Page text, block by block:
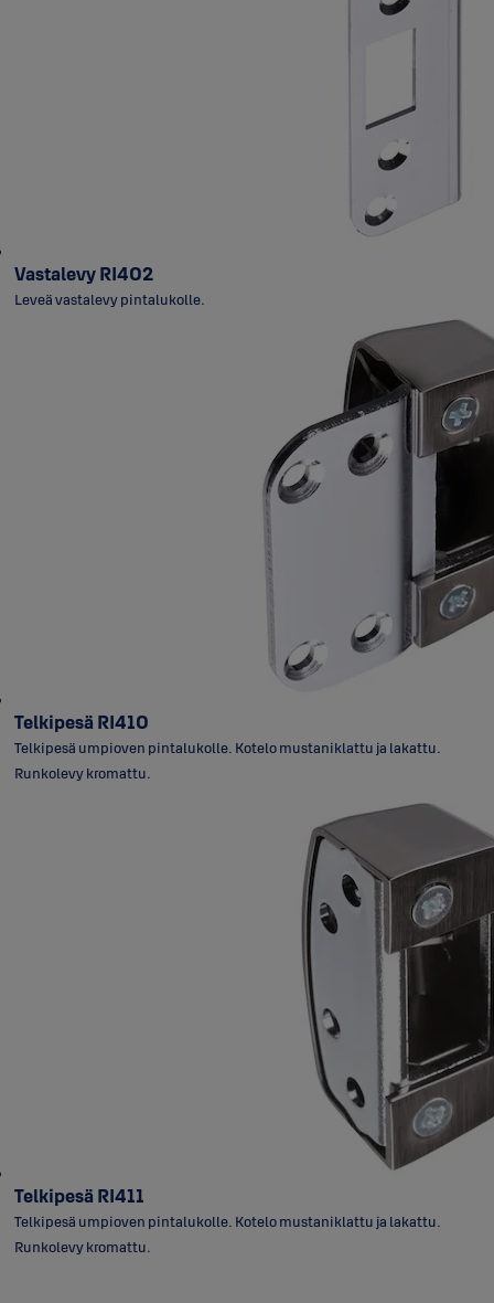
Vastalevy RI402
Leveä vastalevy pintalukolle.
Telkipesä RI410
Telkipesä umpioven pintalukolle. Kotelo mustaniklattu ja lakattu.
Runkolevy kromattu.
Telkipesä RI411
Telkipesä umpioven pintalukolle. Kotelo mustaniklattu ja lakattu.
Runkolevy kromattu.